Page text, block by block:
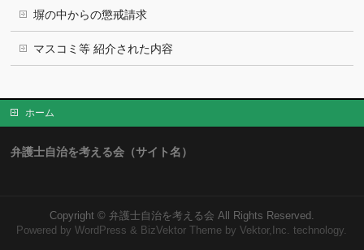
塀の中からの懲戒請求
マスコミ等 紹介された内容
ホーム
弁護士自治を考える会（サイト名）
Copyright © 弁護士自治を考える会 All Rights Reserved.
Powered byWordPress & BizVektor Theme by Vektor,Inc. technology.